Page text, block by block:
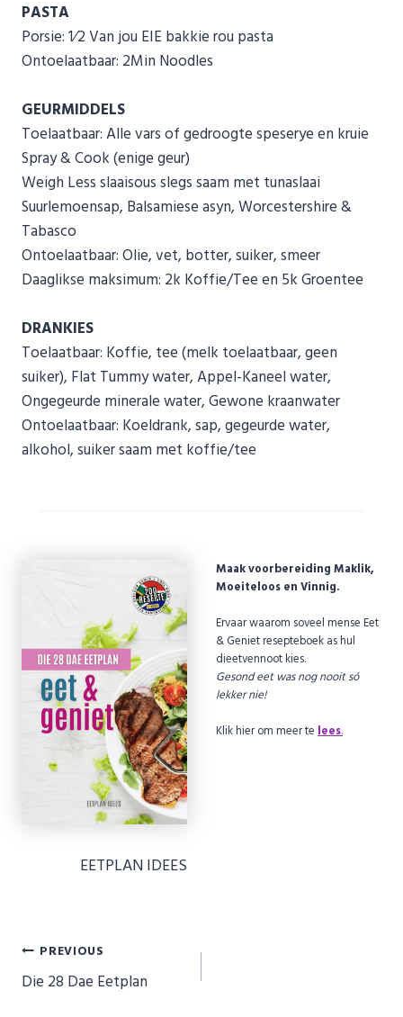
PASTA
Porsie: 1⁄2 Van jou EIE bakkie rou pasta
Ontoelaatbaar: 2Min Noodles
GEURMIDDELS
Toelaatbaar: Alle vars of gedroogte speserye en kruie
Spray & Cook (enige geur)
Weigh Less slaaisous slegs saam met tunaslaai
Suurlemoensap, Balsamiese asyn, Worcestershire &
Tabasco
Ontoelaatbaar: Olie, vet, botter, suiker, smeer
Daaglikse maksimum: 2k Koffie/Tee en 5k Groentee
DRANKIES
Toelaatbaar: Koffie, tee (melk toelaatbaar, geen
suiker), Flat Tummy water, Appel-Kaneel water,
Ongegeurde minerale water, Gewone kraanwater
Ontoelaatbaar: Koeldrank, sap, gegeurde water,
alkohol, suiker saam met koffie/tee
Maak voorbereiding Maklik,
Moeiteloos en Vinnig.
Ervaar waarom soveel mense Eet
& Geniet resepteboek as hul
dieetvennoot kies.
Gesond eet was nog nooit só
lekker nie!
Klik hier om meer te lees.
EETPLAN IDEES
Post
navigation
PREVIOUS
Die 28 Dae Eetplan